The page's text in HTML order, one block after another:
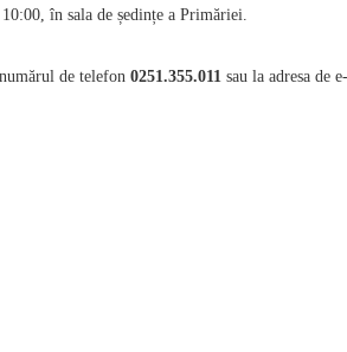
în sala de ședințe a Primăriei.
de telefon 0251.355.011 sau la adresa de